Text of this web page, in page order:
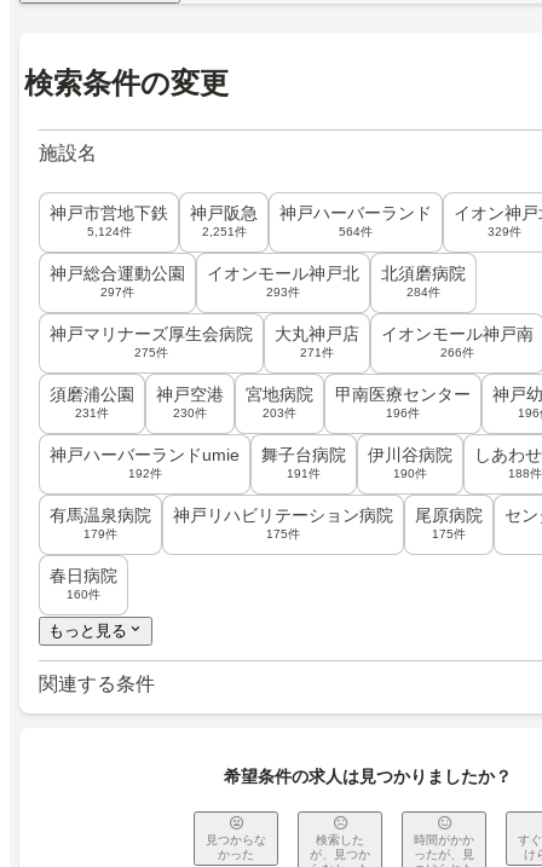
検索条件の変更
施設名
神戸市営地下鉄
5,124件
神戸阪急
2,251件
神戸ハーバーランド
564件
イオン神戸
329件
神戸総合運動公園
297件
イオンモール神戸北
293件
北須磨病院
284件
神戸マリナーズ厚生会病院
275件
大丸神戸店
271件
イオンモール神戸南
266件
須磨浦公園
231件
神戸空港
230件
宮地病院
203件
甲南医療センター
196件
神戸
196
神戸ハーバーランドumie
192件
舞子台病院
191件
伊川谷病院
190件
しあわ
188件
有馬温泉病院
179件
神戸リハビリテーション病院
175件
尾原病院
175件
セ
春日病院
160件
もっと見る
関連する条件
希望条件の求人は見つかりましたか？
見つからな
かった
検索した
が、見つか
時間がかか
ったが、見
す
け